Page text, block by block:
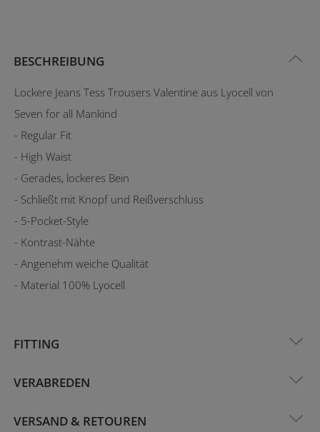
BESCHREIBUNG
Lockere Jeans Tess Trousers Valentine aus Lyocell von
Seven for all Mankind
- Regular Fit
- High Waist
- Gerades, lockeres Bein
- Schließt mit Knopf und Reißverschluss
- 5-Pocket-Style
- Kontrast-Nähte
- Angenehm weiche Qualität
- Material 100% Lyocell
FITTING
VERABREDEN
VERSAND & RETOUREN